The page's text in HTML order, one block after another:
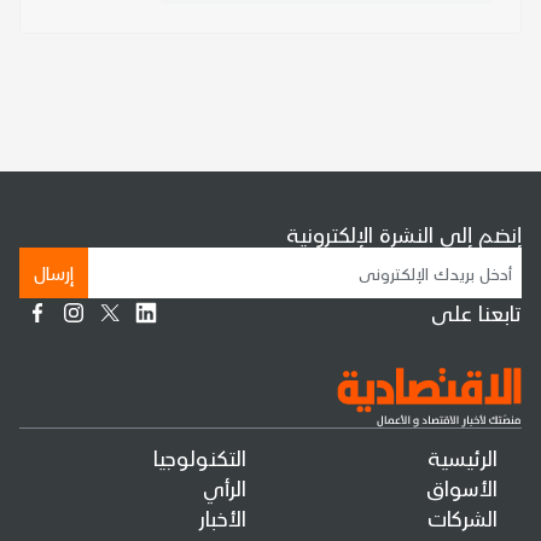
الرئيسية
الأسواق
الشركات
التكنولوجيا
الرأي
الأخبار
إنضم إلى النشرة الإلكترونية
إرسال
تابعنا على